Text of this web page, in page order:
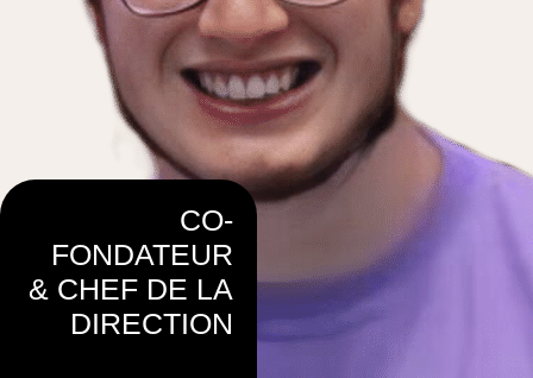
CO-
FONDATEUR
& CHEF DE LA
DIRECTION